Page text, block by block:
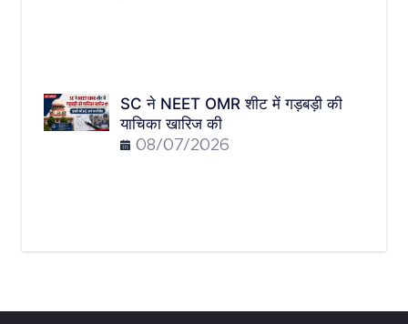
SC ने NEET OMR शीट में गड़बड़ी की
याचिका खारिज की
08/07/2026